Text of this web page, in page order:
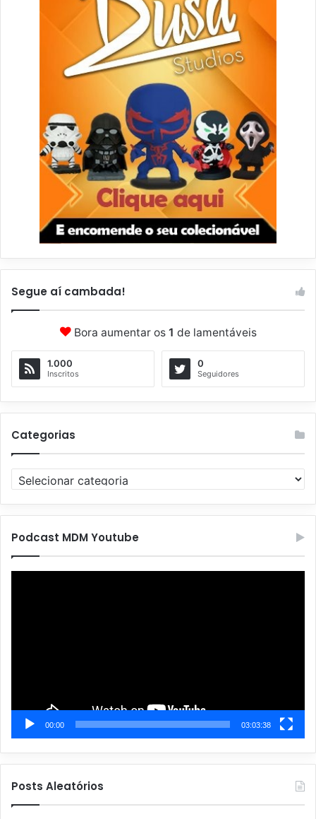
Segue aí cambada!
Bora aumentar os 1 de lamentáveis
1.000
Inscritos
0
Seguidores
Categorias
a
t
g
Podcast MDM Youtube
00:00 03:03:38
Posts Aleatórios